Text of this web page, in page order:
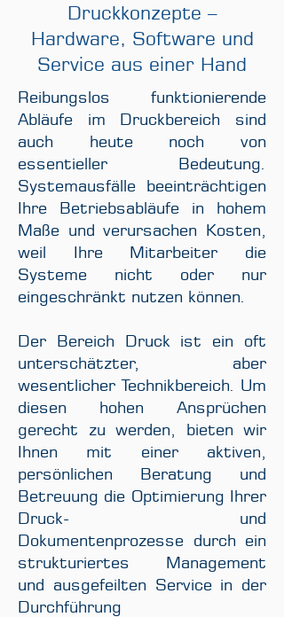
Druckkonzepte –
Hardware, Software und
Service aus einer Hand
Reibungslos funktionierende
Abläufe im Druckbereich sind
auch heute noch von
essentieller Bedeutung.
Systemausfälle beeinträchtigen
Ihre Betriebsabläufe in hohem
Maße und verursachen Kosten,
weil Ihre Mitarbeiter die
Systeme nicht oder nur
eingeschränkt nutzen können.
Der Bereich Druck ist ein oft
unterschätzter, aber
wesentlicher Technikbereich. Um
diesen hohen Ansprüchen
gerecht zu werden, bieten wir
Ihnen mit einer aktiven,
persönlichen Beratung und
Betreuung die Optimierung Ihrer
Druck- und
Dokumentenprozesse durch ein
strukturiertes Management
und ausgefeilten Service in der
Durchführung